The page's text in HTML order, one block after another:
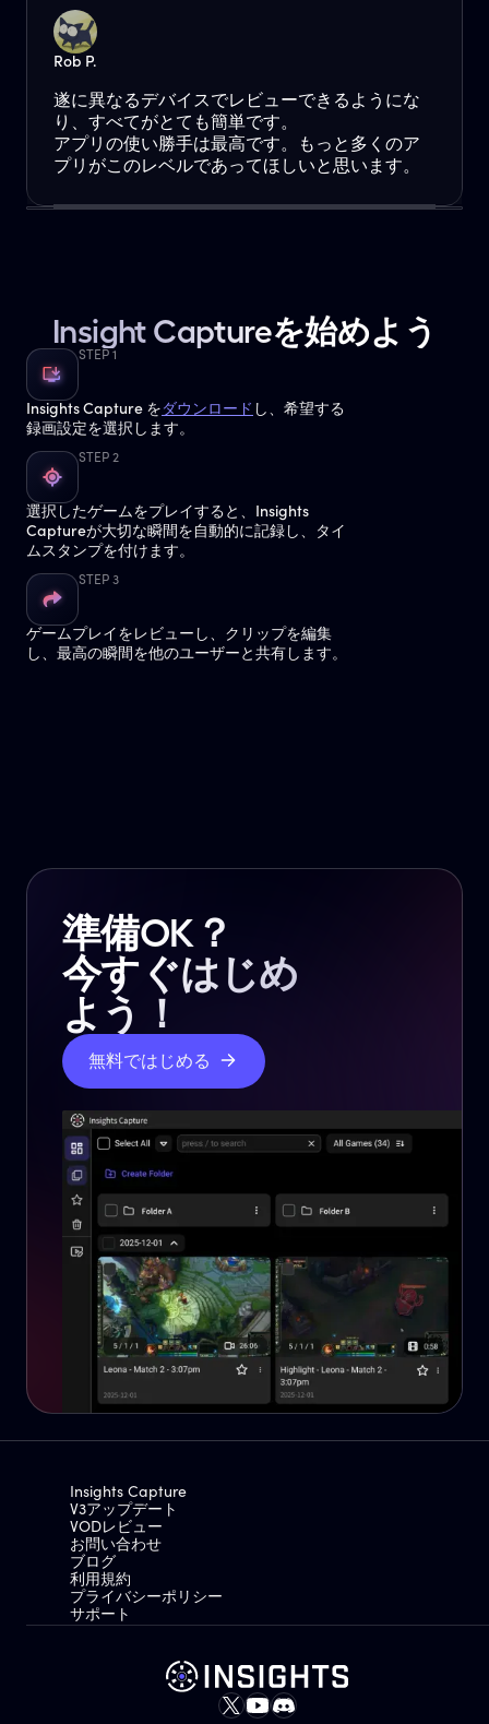
Rob P.
遂に異なるデバイスでレビューできるようにな
り、すべてがとても簡単です。
アプリの使い勝手は最高です。もっと多くのア
プリがこのレベルであってほしいと思います。
Insight Captureを始めよう
STEP 1
Insights Capture を ダウンロード し、希望する
録画設定を選択します。
STEP 2
選択したゲームをプレイすると、Insights
Captureが大切な瞬間を自動的に記録し、タイ
ムスタンプを付けます。
STEP 3
ゲームプレイをレビューし、クリップを編集
し、最高の瞬間を他のユーザーと共有します。
準備OK？
今すぐはじめ
よう！
無料ではじめる
Insights Capture
V3アップデート
VODレビュー
お問い合わせ
ブログ
利用規約
プライバシーポリシー
サポート